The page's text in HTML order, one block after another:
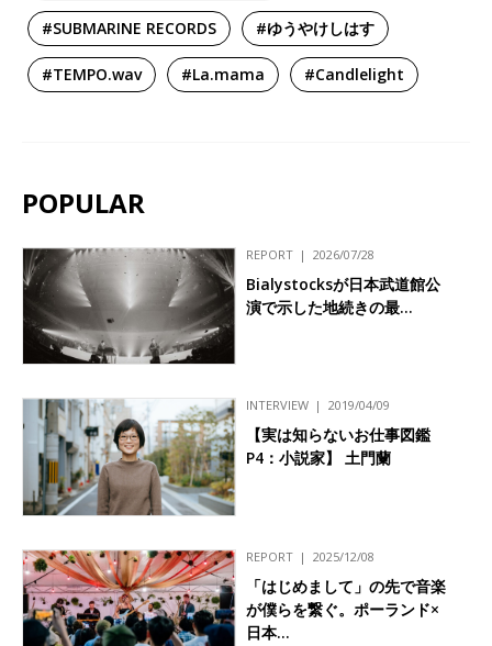
#SUBMARINE RECORDS #ゆうやけしはす
#TEMPO.wav #La.mama #Candlelight
POPULAR
REPORT 2026/07/28
Bialystocksが日本武道館公
演で示した地続きの最…
INTERVIEW 2019/04/09
【実は知らないお仕事図鑑
P4：小説家】 土門蘭
REPORT 2025/12/08
「はじめまして」の先で音楽
が僕らを繋ぐ。ポーランド×
日本…